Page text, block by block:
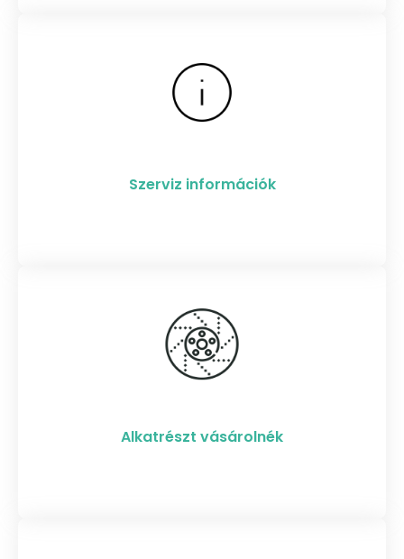
Szerviz információk
Alkatrészt vásárolnék